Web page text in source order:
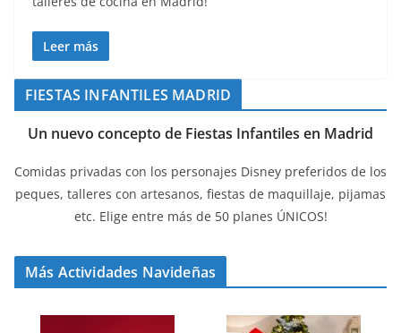
Leer más
FIESTAS INFANTILES MADRID
Un nuevo concepto de Fiestas Infantiles en Madrid
Comidas privadas con los personajes Disney preferidos de los
peques, talleres con artesanos, fiestas de maquillaje, pijamas
etc. Elige entre más de 50 planes ÚNICOS!
Más Actividades Navideñas